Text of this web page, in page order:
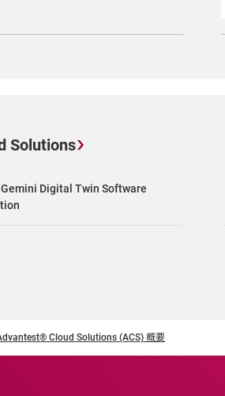
Solutions
Gemini Digital Twin Software
Cloud Solutions (ACS) 概要